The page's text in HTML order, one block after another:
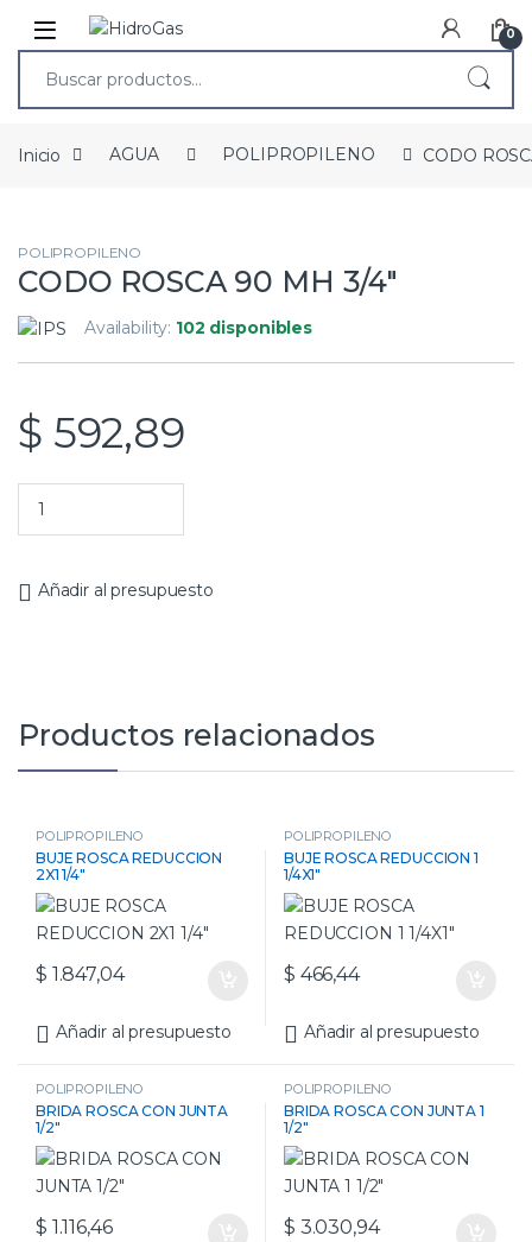
0
Inicio AGUA POLIPROPILENO CODO
POLIPROPILENO
CODO ROSCA 90 MH 3/4″
Availability: 102 disponibles
$ 592,89
Añadir al presupuesto
Productos relacionados
POLIPROPILENO
BUJE ROSCA REDUCCION
2X1 1/4″
$ 1.847,04
Añadir al presupuesto
POLIPROPILENO
BUJE ROSCA REDUCCION 1
1/4X1″
$ 466,44
Añadir al presupuesto
POLIPROPILENO
BRIDA ROSCA CON JUNTA
1/2″
$ 1.116,46
POLIPROPILENO
BRIDA ROSCA CON JUNTA 1
1/2″
$ 3.030,94